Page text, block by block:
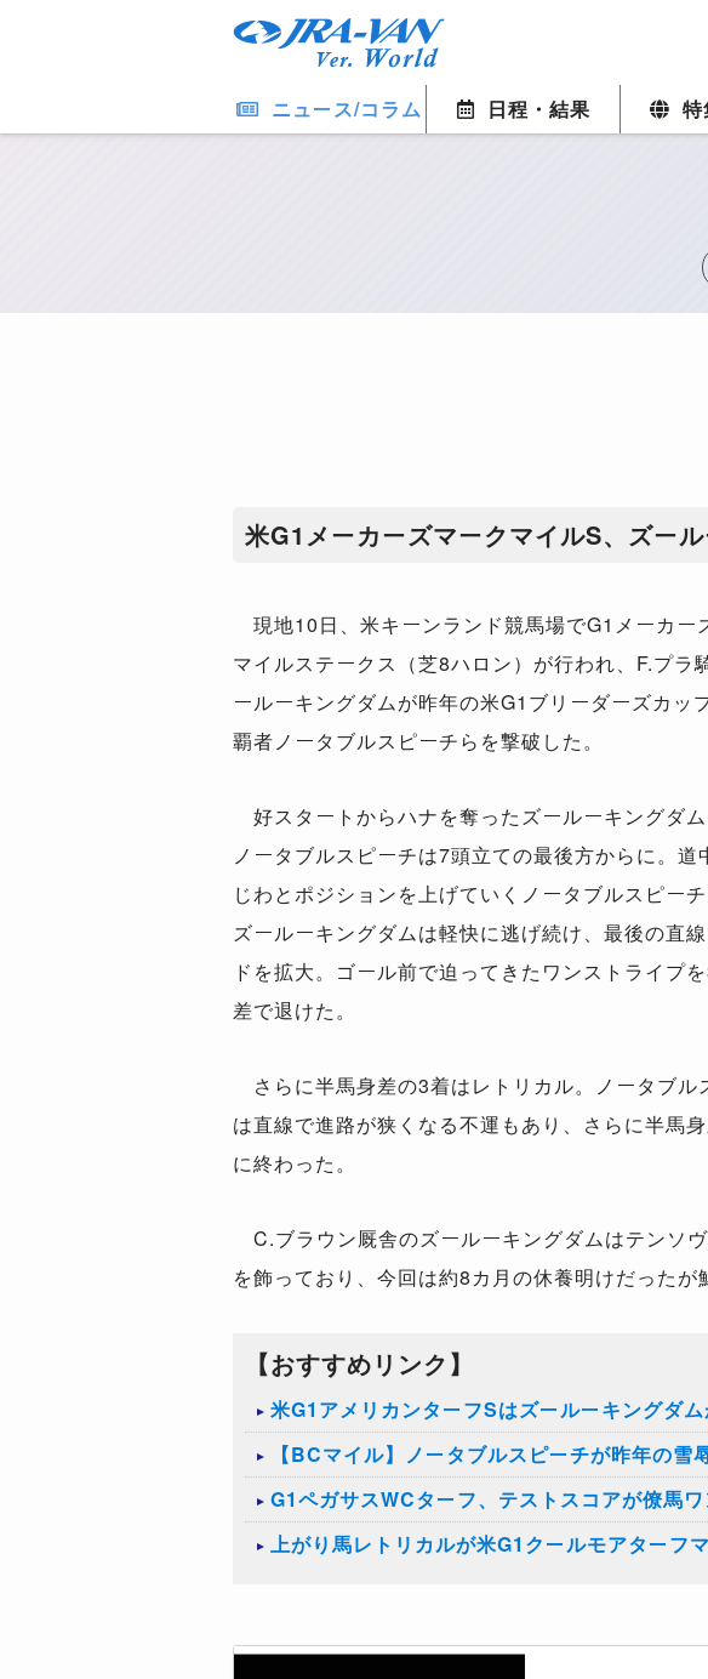
ニュース/コラム 日程・結果 特
米G1メーカーズマークマイルS、ズー
現地10日、米キーンランド競馬場でG1メーカー
マイルステークス（芝8ハロン）が行われ、F.プラ
ールーキングダムが昨年の米G1ブリーダーズカッ
覇者ノータブルスピーチらを撃破した。
好スタートからハナを奪ったズールーキングダム
ノータブルスピーチは7頭立ての最後方からに。道
じわとポジションを上げていくノータブルスピー
ズールーキングダムは軽快に逃げ続け、最後の直
ドを拡大。ゴール前で迫ってきたワンストライプ
差で退けた。
さらに半馬身差の3着はレトリカル。ノータブル
は直線で進路が狭くなる不運もあり、さらに半馬
に終わった。
C.ブラウン厩舎のズールーキングダムはテンソ
を飾っており、今回は約8カ月の休養明けだったが
【おすすめリンク】
米G1アメリカンターフSはズールーキングダ
【BCマイル】ノータブルスピーチが昨年の
G1ペガサスWCターフ、テストスコアが僚馬
上がり馬レトリカルが米G1クールモアターフ